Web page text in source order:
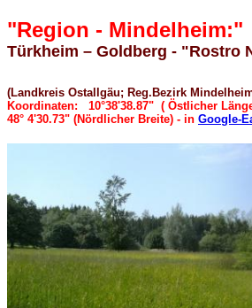
"Region - Mindelheim:"
Türkheim – Goldberg - "Rostro
(Landkreis Ostallgäu; Reg.Bezirk
Koordinaten:
10°38'38.87" ( Östlicher
48° 4'30.73" (Nördlicher Breite) - in Google-